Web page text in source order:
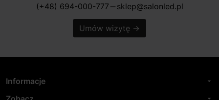
(+48) 694-000-777 horizontal_rule sklep@salonled.pl
Umów wizytę →
Informacje arrow_drop_down
arrow_drop_down